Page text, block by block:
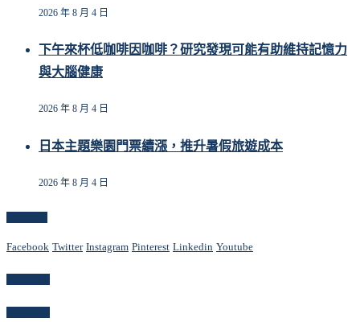
2026 年 8 月 4 日
下午來杯低咖啡因咖啡？研究發現可能有助維持記憶力
與大腦健康
2026 年 8 月 4 日
日本主題樂園門票續漲，推升暑假旅遊成本
2026 年 8 月 4 日
Facebook Twitter Instagram Pinterest Linkedin Youtube